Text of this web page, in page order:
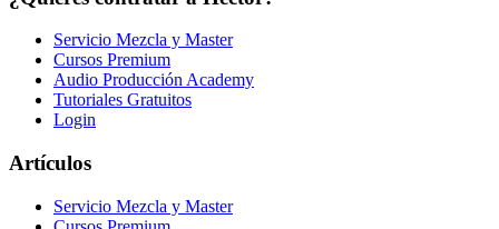
Servicio Mezcla y Master
Cursos Premium
Audio Producción Academy
Tutoriales Gratuitos
Login
Artículos
Servicio Mezcla y Master